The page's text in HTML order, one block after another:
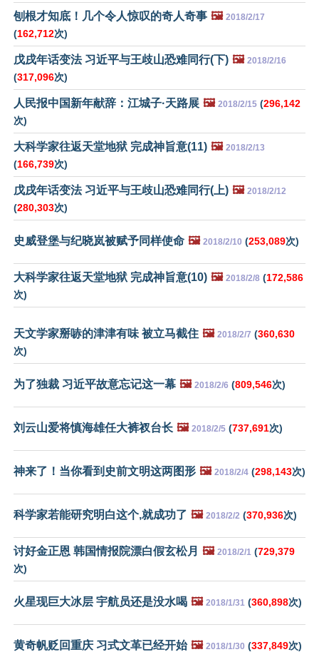
刨根才知底！几个令人惊叹的奇人奇事 🖼️ 2018/2/17
(162,712次)
戊戌年话变法 习近平与王歧山恐难同行(下) 🖼️ 2018/2/16
(317,096次)
人民报中国新年献辞：江城子·天路展 🖼️ 2018/2/15 (296,142
次)
大科学家往返天堂地狱 完成神旨意(11) 🖼️ 2018/2/13
(166,739次)
戊戌年话变法 习近平与王歧山恐难同行(上) 🖼️ 2018/2/12
(280,303次)
史威登堡与纪晓岚被赋予同样使命 🖼️ 2018/2/10 (253,089次)
大科学家往返天堂地狱 完成神旨意(10) 🖼️ 2018/2/8 (172,586
次)
天文学家掰哧的津津有味 被立马截住 🖼️ 2018/2/7 (360,630
次)
为了独裁 习近平故意忘记这一幕 🖼️ 2018/2/6 (809,546次)
刘云山爱将慎海雄任大裤衩台长 🖼️ 2018/2/5 (737,691次)
神来了！当你看到史前文明这两图形 🖼️ 2018/2/4 (298,143次)
科学家若能研究明白这个,就成功了 🖼️ 2018/2/2 (370,936次)
讨好金正恩 韩国情报院漂白假玄松月 🖼️ 2018/2/1 (729,379
次)
火星现巨大冰层 宇航员还是没水喝 🖼️ 2018/1/31 (360,898次)
黄奇帆贬回重庆 习式文革已经开始 🖼️ 2018/1/30 (337,849次)